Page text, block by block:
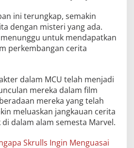
ini terungkap, semakin
dengan misteri yang ada.
untuk mendapatkan
perkembangan cerita
dalam MCU telah menjadi
mereka dalam film
mereka yang telah
meluaskan jangkauan cerita
dalam alam semesta Marvel.
Skrulls Ingin Menguasai